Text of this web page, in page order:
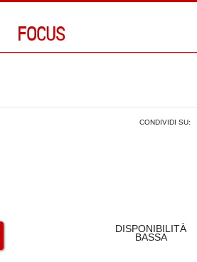
FOCUS
CONDIVIDI SU:
DISPONIBILITÀ
BASSA